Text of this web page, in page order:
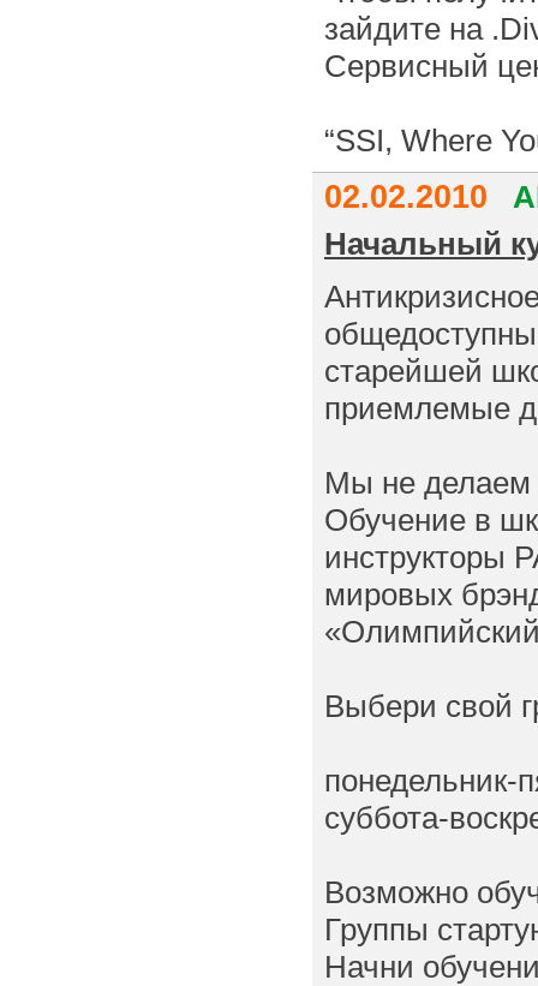
зайдите на
Сервисный
“SSI, Where
02.02.2010
Начальный
старейшей
приемлемые
Мы не делаем
Обучение в
инструкторы
мировых
Выбери свой
понедельник-
суббота-
Возможно
Группы
Начни